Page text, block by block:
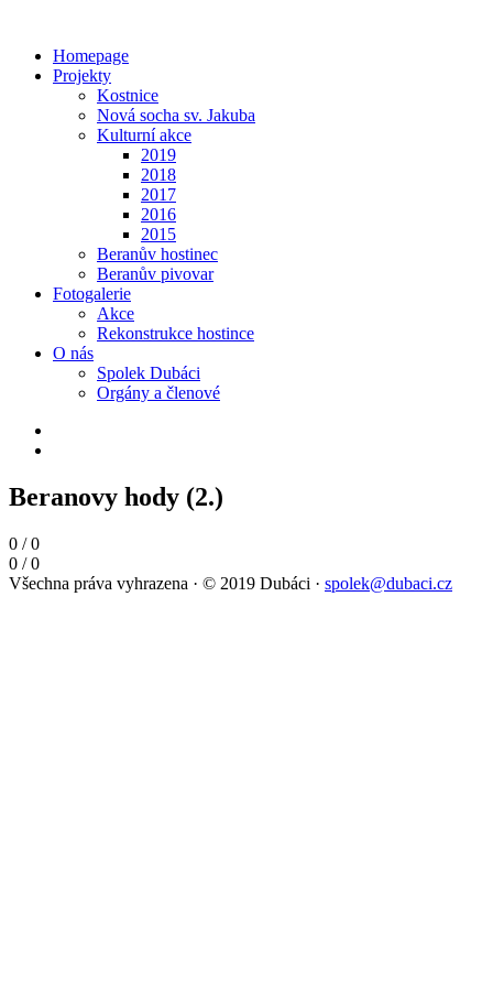
Homepage
Projekty
Kostnice
Nová socha sv. Jakuba
Kulturní akce
2019
2018
2017
2016
2015
Beranův hostinec
Beranův pivovar
Fotogalerie
Akce
Rekonstrukce hostince
O nás
Spolek Dubáci
Orgány a členové
Beranovy hody (2.)
0 /0
0 /0
Všechna práva vyhrazena · © 2019 Dubáci · spolek@dubaci.cz